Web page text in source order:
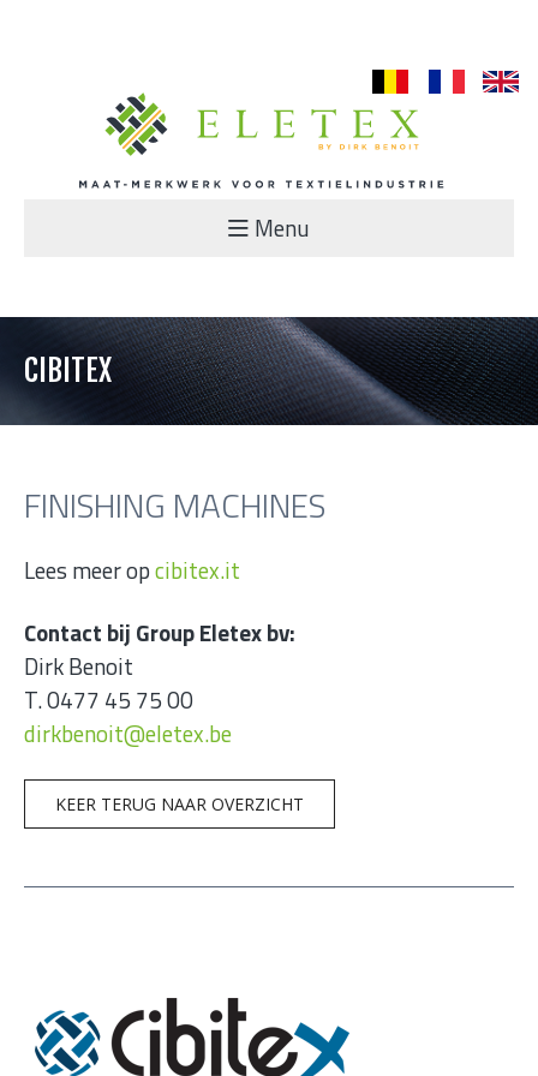
en
Menu
CIBITEX
FINISHING MACHINES
Lees meer opcibitex.it
Contact bij Group Eletex bv:
Dirk Benoit
T. 0477 45 75 00
dirkbenoit@eletex.be
KEER TERUG NAAR OVERZICHT